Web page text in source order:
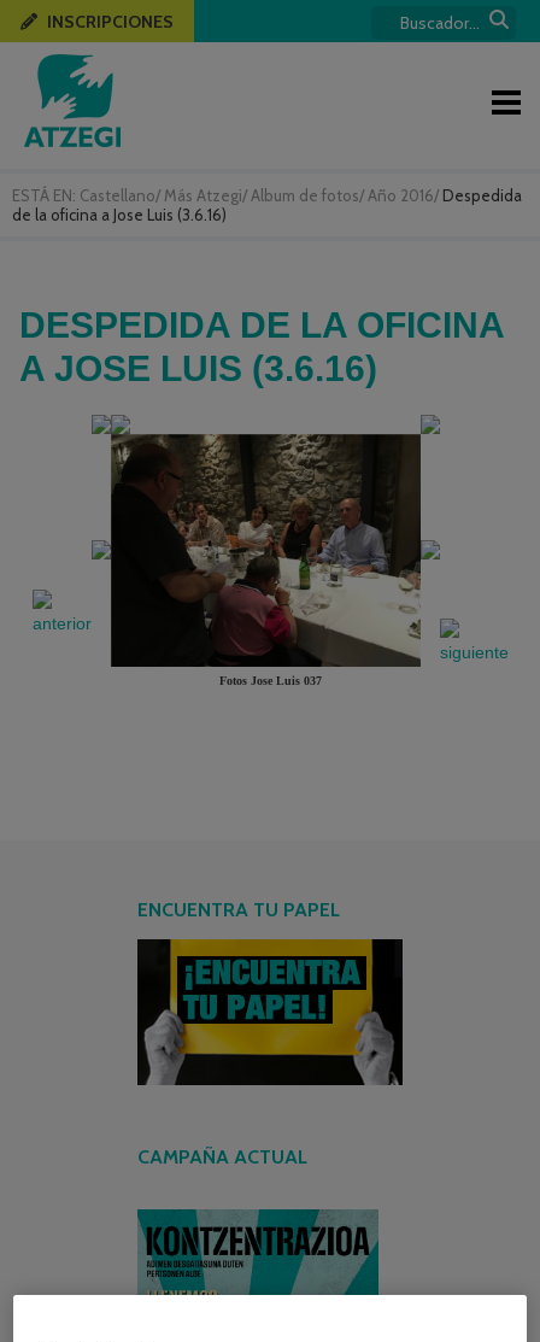
ESTÁ EN: Castellano/ Más Atzegi/ Album de fotos/ Año 2016/ Despedida
de la oficina a Jose Luis (3.6.16)
INSCRIPCIONES
DESPEDIDA DE LA OFICINA
A JOSE LUIS (3.6.16)
Fotos Jose Luis 037
ENCUENTRA TU PAPEL
CAMPAÑA ACTUAL